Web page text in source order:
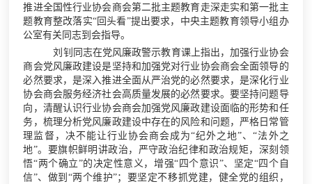
推进全国性行业协会商会第二批主题教育走深走实和第一批主
题教育整改落实“回头看”提出要求，中央主题教育领导小组办
公室有关同志到会指导。
刘钊同志在党风廉政警示教育课上指出，加强行业协会
商会党风廉政建设是坚持和加强党对行业协会商会全面领导的
必然要求，是深入推进全面从严治党的必然要求，是深化行业
协会商会服务经济社会高质量发展的必然要求。要坚持问题导
向，清醒认识行业协会商会加强党风廉政建设面临的形势和任
务，梳理分析党风廉政建设中存在的风险和问题，严格日常管
理监督，决不能让行业协会商会成为“纪外之地”、“法外之
地”。要旗帜鲜明讲政治，严守政治纪律和政治规矩，深刻领
悟“两个确立”的决定性意义，增强“四个意识”、坚定“四个自
信”、做到“两个维护”；要坚定不移抓党建，健全党的组织，